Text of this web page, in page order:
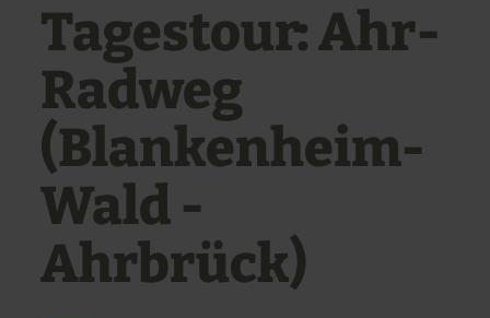
Tagestour: Ahr-
Radweg
(Blankenheim-
Wald -
Ahrbrück)